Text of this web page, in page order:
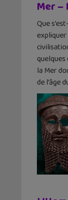
Mer –
Que
la Mer
de l’âge